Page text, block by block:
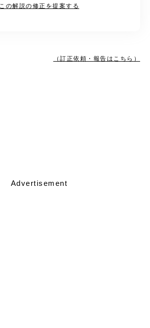
この解説の修正を提案する
（訂正依頼・報告はこちら）
Advertisement